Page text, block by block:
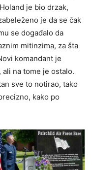
je bio drzak,
je da se čak
se događalo da
mitinzima, za šta
komandant je
na tome je ostalo.
sve to notirao, tako
kako po